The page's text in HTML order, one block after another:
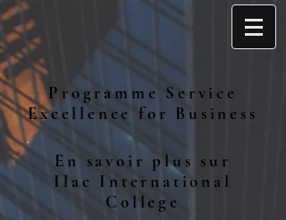
Programme Service
Excellence for Business
En savoir plus sur
Ilac International
College